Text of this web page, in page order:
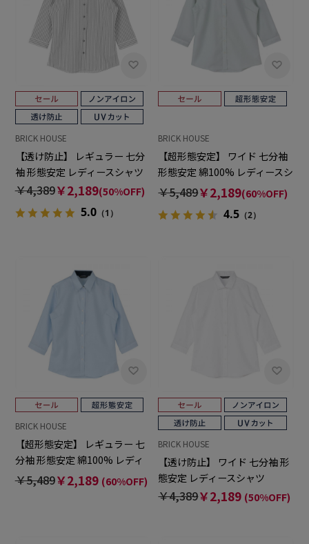
BRICK HOUSE
【透け防止】 レギュラー 七分
袖 形態安定 レディースシャツ
￥4,389￥2,189(50%OFF)
5.0（1）
BRICK HOUSE
【超形態安定】 ワイド 七分袖
形態安定 綿100% レディースシ
ャツ
￥5,489￥2,189(60%OFF)
4.5 （2）
BRICK HOUSE
【超形態安定】 レギュラー 七
分袖 形態安定 綿100% レディ
ースシャツ
￥5,489￥2,189 (60%OFF)
BRICK HOUSE
【透け防止】 ワイド 七分袖 形
態安定 レディースシャツ
￥4,389￥2,189 (50%OFF)